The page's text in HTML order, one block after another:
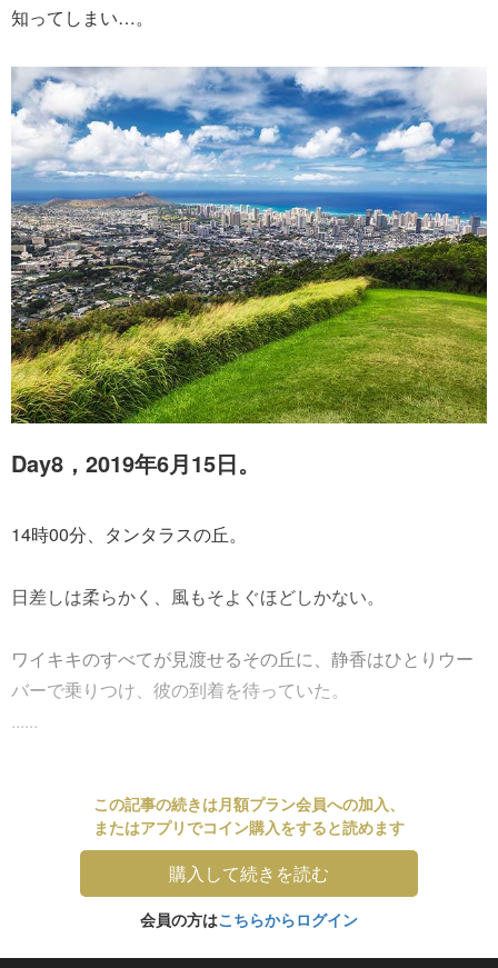
知ってしまい…。
Day8，2019年6月15日。
14時00分、タンタラスの丘。
日差しは柔らかく、風もそよぐほどしかない。
ワイキキのすべてが見渡せるその丘に、静香はひとりウー
バーで乗りつけ、彼の到着を待っていた。
......
この記事の続きは月額プラン会員への加入、
またはアプリでコイン購入をすると読めます
購入して続きを読む
会員の方はこちらからログイン